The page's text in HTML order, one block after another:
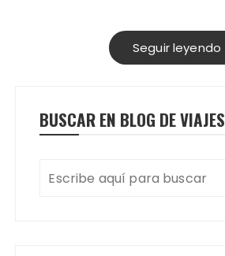
Seguir leyendo
BUSCAR EN BLOG DE VIAJES